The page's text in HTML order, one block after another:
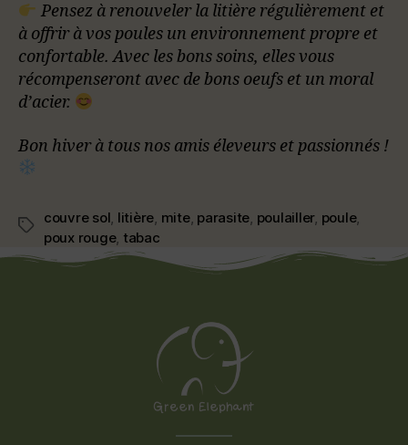
Pensez à renouveler la litière régulièrement et
à offrir à vos poules un environnement propre et
confortable. Avec les bons soins, elles vous
récompenseront avec de bons oeufs et un moral
d’acier.
Bon hiver à tous nos amis éleveurs et passionnés !
couvre sol litière mite, parasite poulailler, poule,
poux rouge, tabac